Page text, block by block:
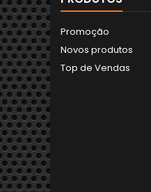
Promoção
Novos produtos
Top de Vendas